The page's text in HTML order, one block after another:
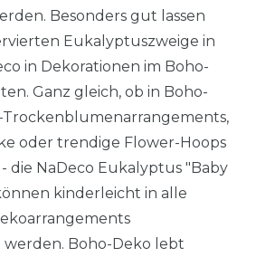
Besonders gut lassen
Eukalyptuszweige in
in Dekorationen im Boho-
Ganz gleich, ob in Boho-
Trockenblumenarrangements,
oder trendige Flower-Hoops
die NaDeco Eukalyptus "Baby
kinderleicht in alle
Boho-Deko lebt